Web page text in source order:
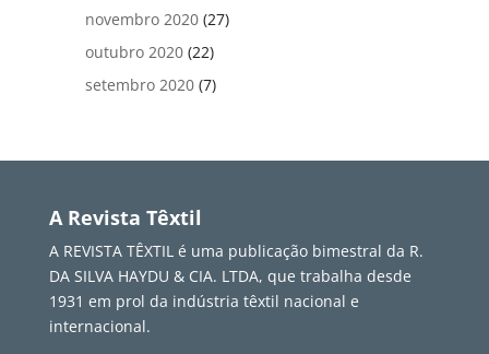
novembro 2020 (27)
outubro 2020 (22)
setembro 2020 (7)
A Revista Têxtil
A REVISTA TÊXTIL é uma publicação bimestral da R.
DA SILVA HAYDU & CIA. LTDA, que trabalha desde
1931 em prol da indústria têxtil nacional e
internacional.